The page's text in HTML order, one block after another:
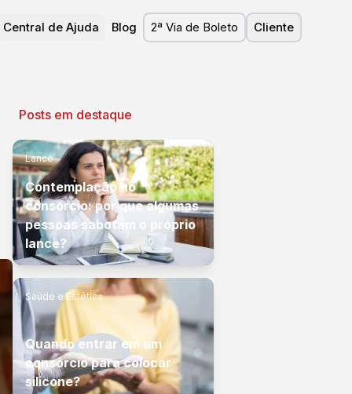
Central de Ajuda Blog 2ª Via de Boleto Cliente
Posts em destaque
Lance
Contemplação no
consórcio: por que algumas
pessoas sabotam o próprio
lance?
Saúde e Estética
Quando entrar em um
consórcio para colocar
silicone?